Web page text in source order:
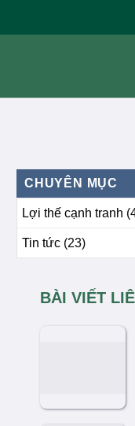
CHUYÊN MỤC
Lợi thế cạnh tranh
Tin tức (23)
BÀI VIẾT